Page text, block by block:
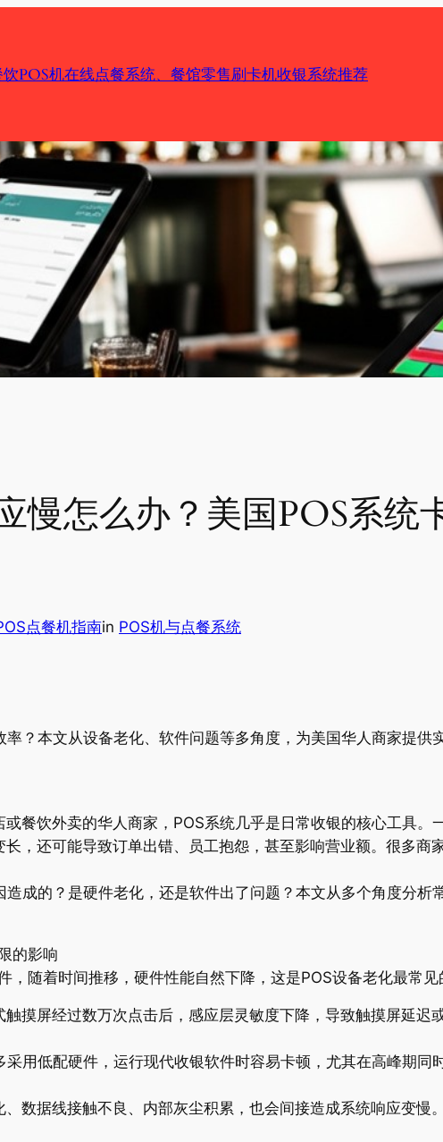
POS机在线点餐系统、餐馆零售刷卡机收银系统推荐
慢怎么办？美国POS系统
点餐机指南in POS机与点餐系统
？本文从设备老化、软件问题等多角度，为美国华人商家提供
餐饮外卖的华人商家，POS系统几乎是日常收银的核心工具。
，还可能导致订单出错、员工抱怨，甚至影响营业额。很多商
成的？是硬件老化，还是软件出了问题？本文从多个角度分
的影响
，随着时间推移，硬件性能自然下降，这是POS设备老化最常见
摸屏经过数万次点击后，感应层灵敏度下降，导致触摸屏延迟
用低配硬件，运行现代收银软件时容易卡顿，尤其在高峰期同
数据线接触不良、内部灰尘积累，也会间接造成系统响应变慢。